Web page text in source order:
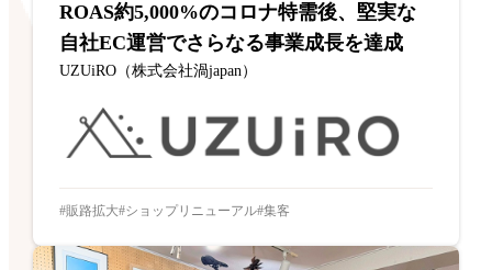
ROAS約5,000%のコロナ特需後、堅実な
自社EC運営でさらなる事業成長を達成
UZUiRO（株式会社渦japan）
販路拡大 ショップリニューアル 集客